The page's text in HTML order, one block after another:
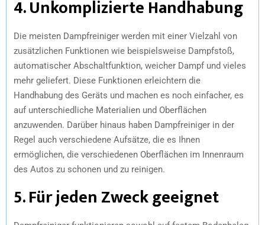
4. Unkomplizierte Handhabung
Die meisten Dampfreiniger werden mit einer Vielzahl von
zusätzlichen Funktionen wie beispielsweise Dampfstoß,
automatischer Abschaltfunktion, weicher Dampf und vieles
mehr geliefert. Diese Funktionen erleichtern die
Handhabung des Geräts und machen es noch einfacher, es
auf unterschiedliche Materialien und Oberflächen
anzuwenden. Darüber hinaus haben Dampfreiniger in der
Regel auch verschiedene Aufsätze, die es Ihnen
ermöglichen, die verschiedenen Oberflächen im Innenraum
des Autos zu schonen und zu reinigen.
5. Für jeden Zweck geeignet